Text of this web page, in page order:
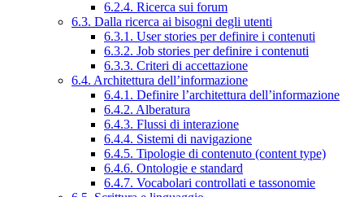
6.2.4. Ricerca sui forum
6.3. Dalla ricerca ai bisogni degli utenti
6.3.1. User stories per definire i contenuti
6.3.2. Job stories per definire i contenuti
6.3.3. Criteri di accettazione
6.4. Architettura dell’informazione
6.4.1. Definire l’architettura dell’informazione
6.4.2. Alberatura
6.4.3. Flussi di interazione
6.4.4. Sistemi di navigazione
6.4.5. Tipologie di contenuto (content type)
6.4.6. Ontologie e standard
6.4.7. Vocabolari controllati e tassonomie